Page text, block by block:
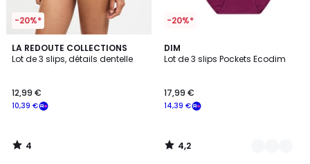
-20%*
LA REDOUTE COLLECTIONS
Lot de 3 slips, détails dentelle
10,39 €
12,99 €
4
/
4
/
-20%*
DIM
Lot de 3 slips Pockets Ecodim
14,39 €
17,99 €
4,2
/ 5
5
Couleurs
4,2
/